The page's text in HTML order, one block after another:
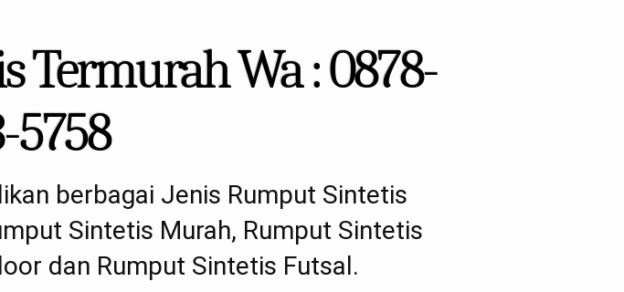
Termurah Wa : 0878-
5758
berbagai Jenis Rumput Sintetis
Sintetis Murah, Rumput Sintetis
dan Rumput Sintetis Futsal.